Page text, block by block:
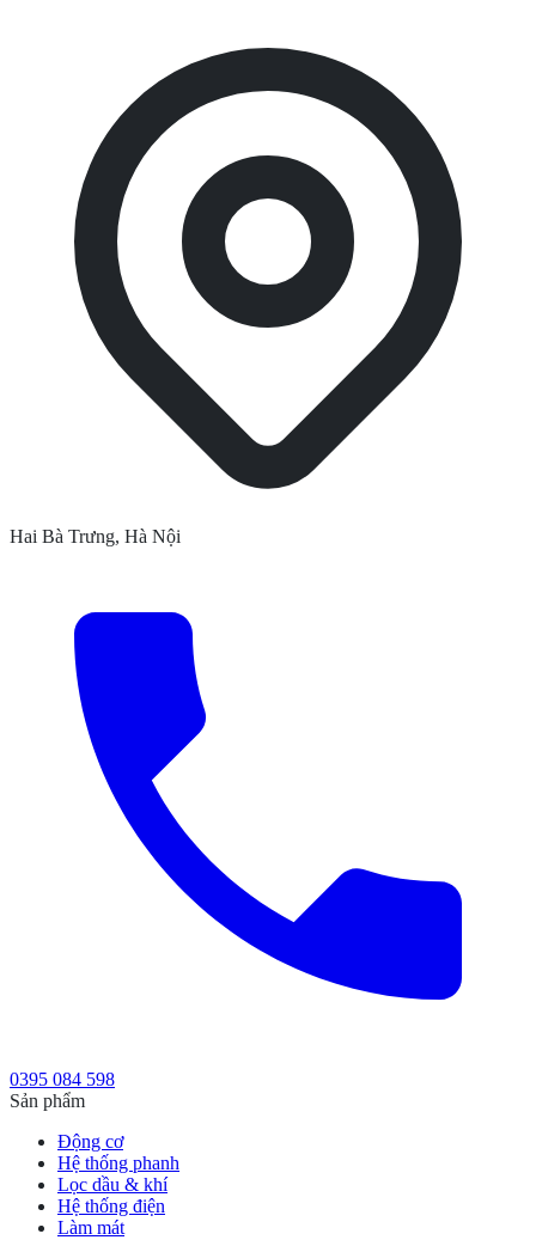
Hai Bà Trưng, Hà Nội
0395 084 598
Sản phẩm
Động cơ
Hệ thống phanh
Lọc dầu & khí
Hệ thống điện
Làm mát